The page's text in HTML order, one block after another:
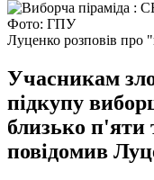
Фото: ГПУ
Луценко розповів про
Учасникам
підкупу
близько п'яти
повідомив